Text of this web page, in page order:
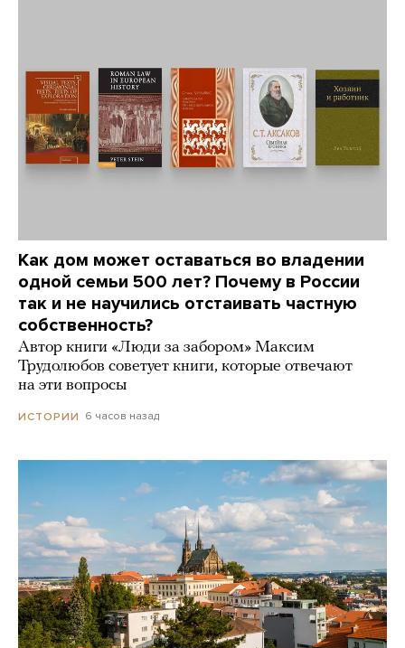
Как дом может оставаться во владении
одной семьи 500 лет? Почему в России
так и не научились отстаивать частную
собственность?
Автор книги «Люди за забором» Максим
Трудолюбов советует книги, которые отвечают
на эти вопросы
ИСТОРИИ 6 часов назад